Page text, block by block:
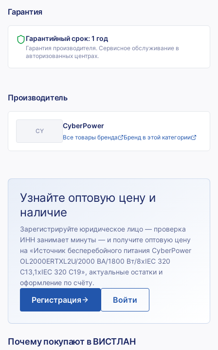
Гарантия
Гарантийный срок: 1 год
Гарантия производителя. Сервисное обслуживание в
авторизованных центрах.
Производитель
CY
CyberPower
Все товары бренда Бренд в этой категории
Узнайте оптовую цену и
наличие
Зарегистрируйте юридическое лицо — проверка
ИНН занимает минуты — и получите оптовую цену
на «Источник бесперебойного питания CyberPower
OL2000ERTXL2U/2000 ВА/1800 Вт/8xIEC 320
С13,1xIEC 320 C19», актуальные остатки и
оформление по счёту.
Регистрация Войти
Почему покупают в ВИСТЛАН